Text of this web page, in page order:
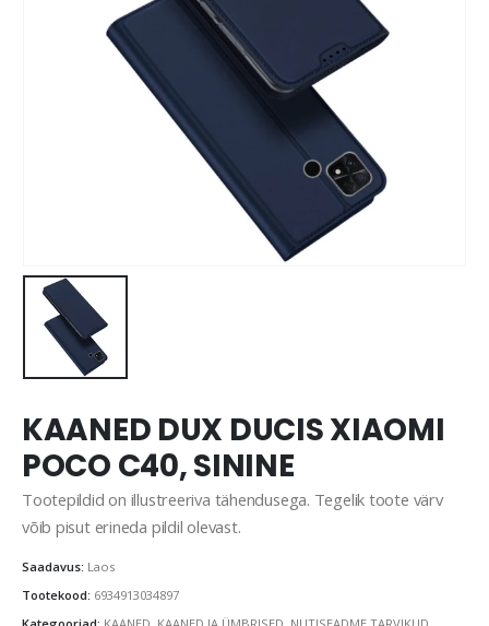
KAANED DUX DUCIS XIAOMI
POCO C40, SININE
Tootepildid on illustreeriva tähendusega. Tegelik toote värv
võib pisut erineda pildil olevast.
Saadavus: Laos
Tootekood: 6934913034897